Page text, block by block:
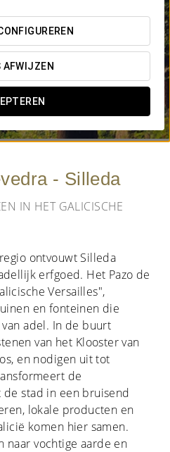
AFWIJZEN
- Silleda
IN HET GALICISCHE
ontvouwt Silleda
erfgoed. Het Pazo de
Versailles",
en fonteinen die
adel. In de buurt
van het Klooster van
en nodigen uit tot
de
stad in een bruisend
lokale producten en
komen hier samen.
naar vochtige aarde en